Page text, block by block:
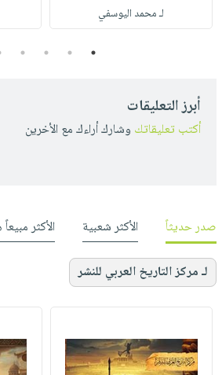
لـ محمد اليوسفي
1
2
3
4
أبرز التعليقات
أكتب تعليقاتك وشارك أراءك مع الأخرين
صدر حديثاً الأكثر شعبية الأكثر
لـ مركز التاريخ العربي للنشر